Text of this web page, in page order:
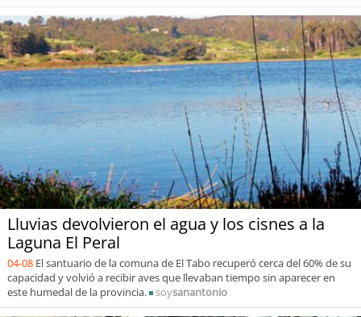
Lluvias devolvieron el agua y los cisnes a la
Laguna El Peral
04-08 El santuario de la comuna de El Tabo recuperó cerca del 60% de su
capacidad y volvió a recibir aves que llevaban tiempo sin aparecer en
este humedal de la provincia.
soysanantonio